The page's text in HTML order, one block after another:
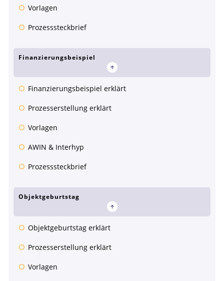
Vorlagen
Prozesssteckbrief
Finanzierungsbeispiel
Finanzierungsbeispiel erklärt
Prozesserstellung erklärt
Vorlagen
AWIN & Interhyp
Prozesssteckbrief
Objektgeburtstag
Objektgeburtstag erklärt
Prozesserstellung erklärt
Vorlagen